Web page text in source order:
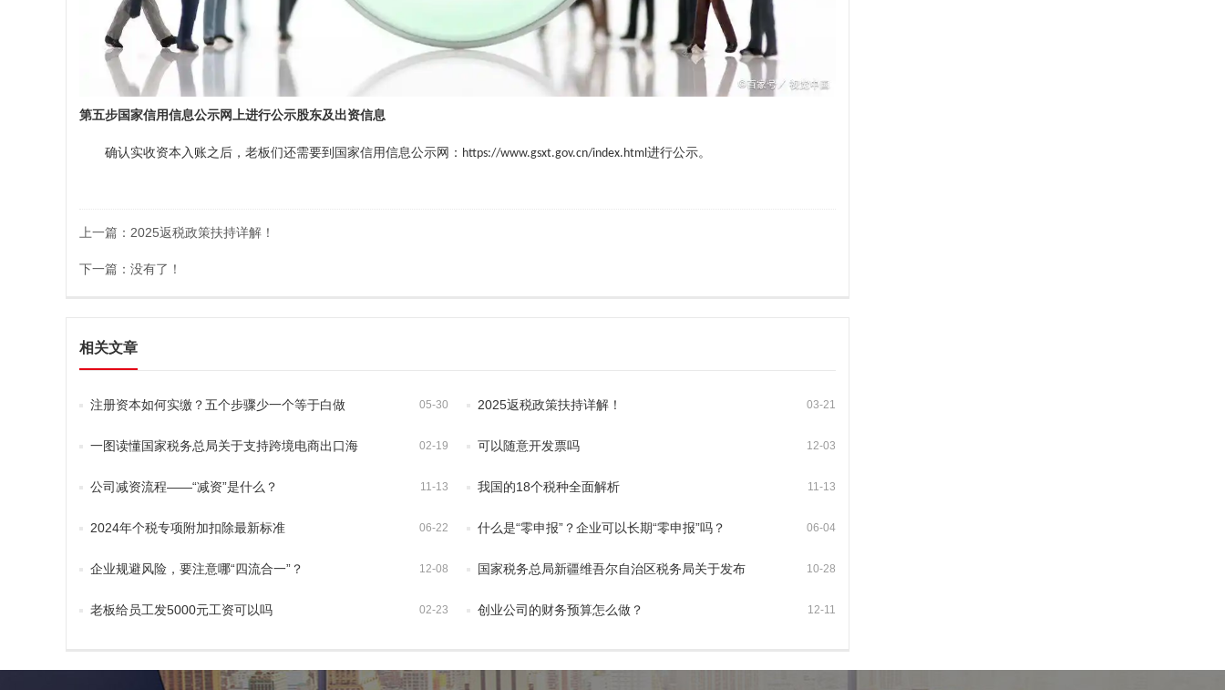
第五步国家信用信息公示网上进行公示股东及出资信息
确认实收资本入账之后，老板们还需要到国家信用信息公示网 ： https://www.gsxt.gov.cn/index.html进行公示。
上一篇： 2025返税政策扶持详解！
下一篇：没有了！
相关文章
注册资本如何实缴？五个步骤少一个等于白做 05-30 2025返税政策扶持详解！ 03-21
一图读懂国家税务总局关于支持跨境电商出口海
外仓发展出口退（免）税有关事项的公告
02-19 可以随意开发票吗 12-03
公司减资流程——“减资”是什么？ 11-13 我国的18个税种全面解析 11-13
2024年个税专项附加扣除最新标准 06-22 什么是“零申报”？企业可以长期“零申报”吗？ 06-04
企业规避风险，要注意哪“四流合一”？ 12-08 国家税务总局新疆维吾尔自治区税务局关于发布
《新疆维吾尔自治区税务行政处罚裁量权实施办法
10-28
老板给员工发5000元工资可以吗 02-23 创业公司的财务预算怎么做？ 12-11